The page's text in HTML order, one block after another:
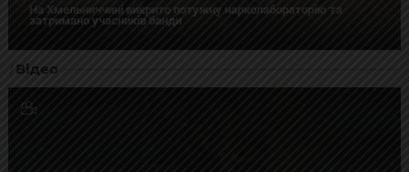
На Хмельниччині викрито потужну нарколабораторію та
затримано учасників банди
Відео